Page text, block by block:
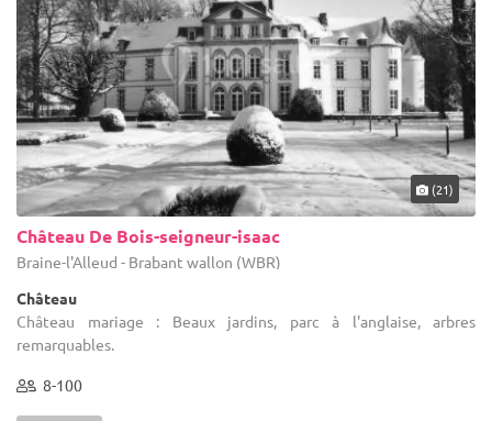
(21)
Château De Bois-seigneur-isaac
Braine-l'Alleud - Brabant wallon (WBR)
Château
Château mariage : Beaux jardins, parc à l'anglaise, arbres
remarquables.
8-100